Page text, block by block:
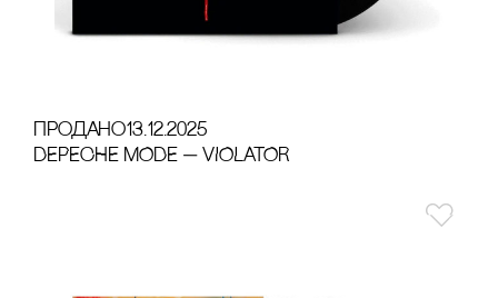
продано13.12.2025
DEPECHE MODE — VIOLATOR